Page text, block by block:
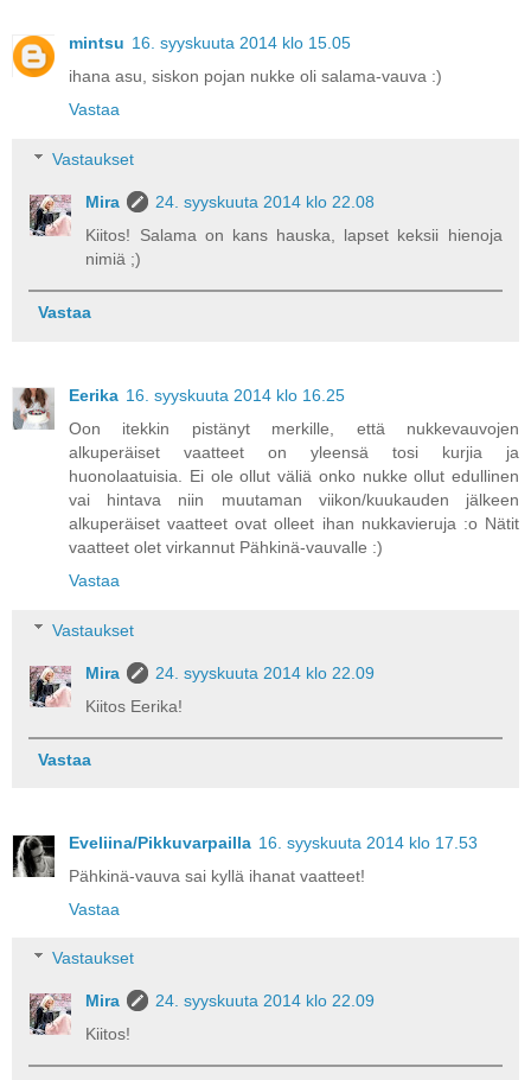
mintsu 16. syyskuuta 2014 klo 15.05
ihana asu, siskon pojan nukke oli salama-vauva :)
Vastaa
Vastaukset
Mira
24. syyskuuta 2014 klo 22.08
Kiitos! Salama on kans hauska, lapset keksii hienoja
nimiä ;)
Vastaa
Eerika 16. syyskuuta 2014 klo 16.25
Oon itekkin pistänyt merkille, että nukkevauvojen
alkuperäiset vaatteet on yleensä tosi kurjia ja
huonolaatuisia. Ei ole ollut väliä onko nukke ollut edullinen
vai hintava niin muutaman viikon/kuukauden jälkeen
alkuperäiset vaatteet ovat olleet ihan nukkavieruja :o Nätit
vaatteet olet virkannut Pähkinä-vauvalle :)
Vastaa
Vastaukset
Mira
24. syyskuuta 2014 klo 22.09
Kiitos Eerika!
Vastaa
Eveliina/Pikkuvarpailla 16. syyskuuta 2014 klo 17.53
Pähkinä-vauva sai kyllä ihanat vaatteet!
Vastaa
Vastaukset
Mira
24. syyskuuta 2014 klo 22.09
Kiitos!